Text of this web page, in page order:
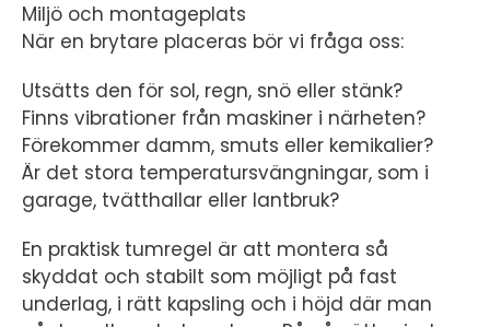
Miljö och montageplats
När en brytare placeras bör vi fråga oss:
Utsätts den för sol, regn, snö eller stänk?
Finns vibrationer från maskiner i närheten?
Förekommer damm, smuts eller kemikalier?
Är det stora temperatursvängningar, som i
garage, tvätthallar eller lantbruk?
En praktisk tumregel är att montera så
skyddat och stabilt som möjligt på fast
underlag, i rätt kapsling och i höjd där man